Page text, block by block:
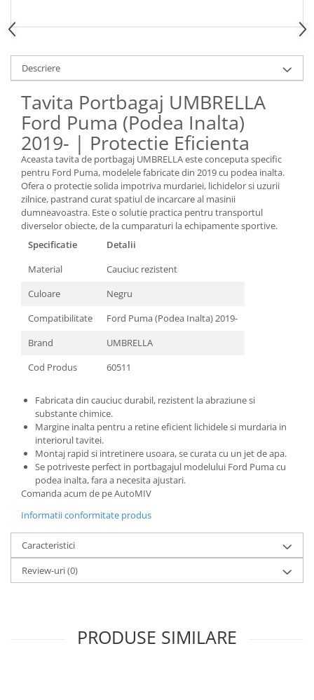
Produse Intretinere si Detailing
Lubrifianti si Spray-uri de Curatare
Curatare si Detailing Interior
Vopsitorie, Chituri si Adezivi
Curatare si Detailing Exterior
Articole Auto Sezoniere
Produse de Iarna
Cabluri Pornire
Produse de Vara
Blog
Descriere
Tavita Portbagaj UMBRELLA
Ford Puma (Podea Inalta)
2019- | Protectie Eficienta
Aceasta tavita de portbagaj UMBRELLA este conceputa specific
pentru Ford Puma, modelele fabricate din 2019 cu podea inalta.
Ofera o protectie solida impotriva murdariei, lichidelor si uzurii
zilnice, pastrand curat spatiul de incarcare al masinii
dumneavoastra. Este o solutie practica pentru transportul
diverselor obiecte, de la cumparaturi la echipamente sportive.
Specificatie
Detalii
Material
Cauciuc rezistent
Culoare
Negru
Compatibilitate
Ford Puma (Podea Inalta) 2019-
Brand
UMBRELLA
Cod Produs
60511
Fabricata din cauciuc durabil, rezistent la abraziune si
substante chimice.
Margine inalta pentru a retine eficient lichidele si murdaria in
interiorul tavitei.
Montaj rapid si intretinere usoara, se curata cu un jet de apa.
Se potriveste perfect in portbagajul modelului Ford Puma cu
podea inalta, fara a necesita ajustari.
Comanda acum de pe AutoMIV
Informatii conformitate produs
Caracteristici
Review-uri(0)
PRODUSE SIMILARE